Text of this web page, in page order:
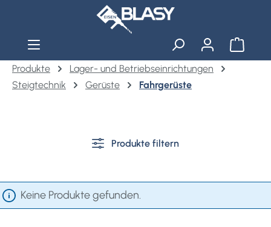
Zum Hauptinhalt springen
Produkte
Lager- und Betriebseinrichtungen
Steigtechnik
Gerüste Fahrgerüste
Produkte filtern
Keine Produkte gefunden.